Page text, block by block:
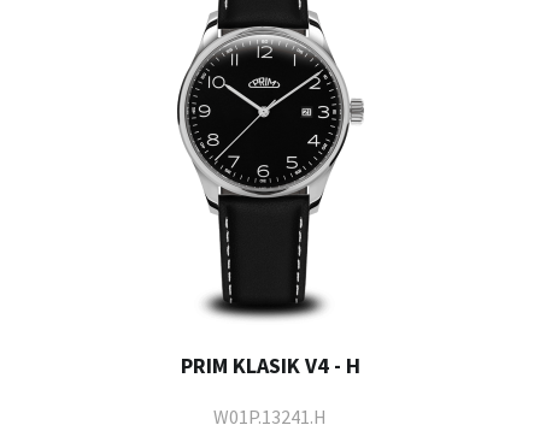
PRIM KLASIK V4 - H
W01P.13241.H